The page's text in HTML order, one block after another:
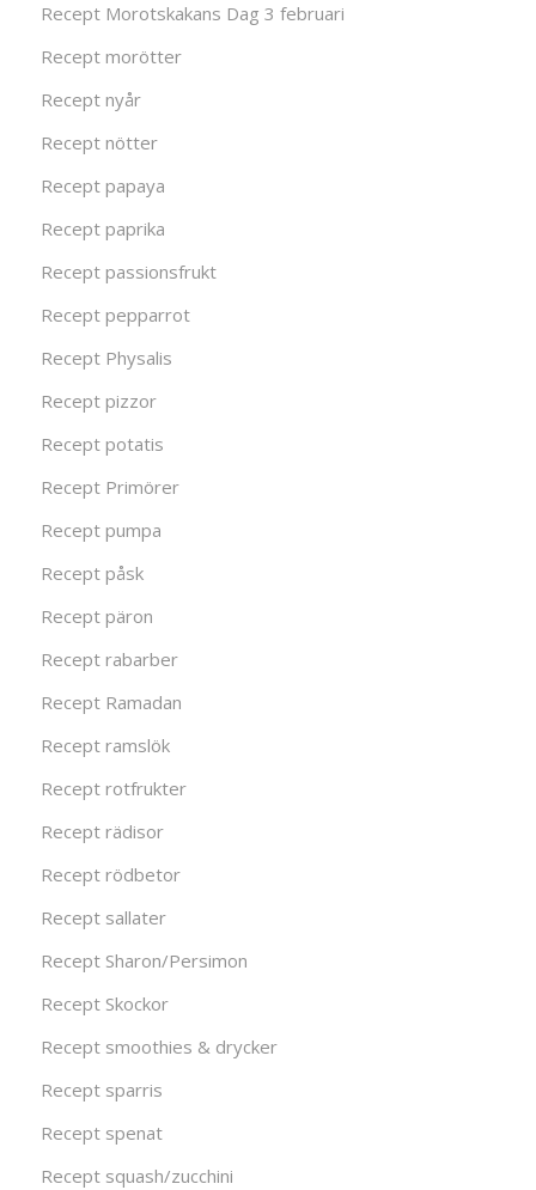
Recept Morotskakans Dag 3 februari
Recept morötter
Recept nyår
Recept nötter
Recept papaya
Recept paprika
Recept passionsfrukt
Recept pepparrot
Recept Physalis
Recept pizzor
Recept potatis
Recept Primörer
Recept pumpa
Recept påsk
Recept päron
Recept rabarber
Recept Ramadan
Recept ramslök
Recept rotfrukter
Recept rädisor
Recept rödbetor
Recept sallater
Recept Sharon/Persimon
Recept Skockor
Recept smoothies & drycker
Recept sparris
Recept spenat
Recept squash/zucchini